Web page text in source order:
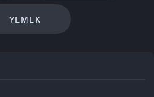
YEMEK